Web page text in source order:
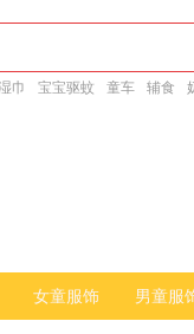
巾 宝宝驱蚊 童车 辅食
女童服饰 男童服